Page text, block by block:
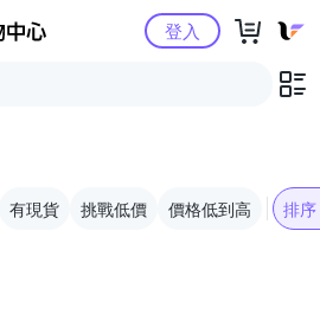
Yahoo購物中心登入
有現貨 挑戰低價 價格低到高 排序